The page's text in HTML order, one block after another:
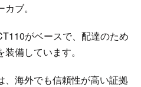
ブ。
がベースで、配達のため
備しています。
、海外でも信頼性が高い証拠